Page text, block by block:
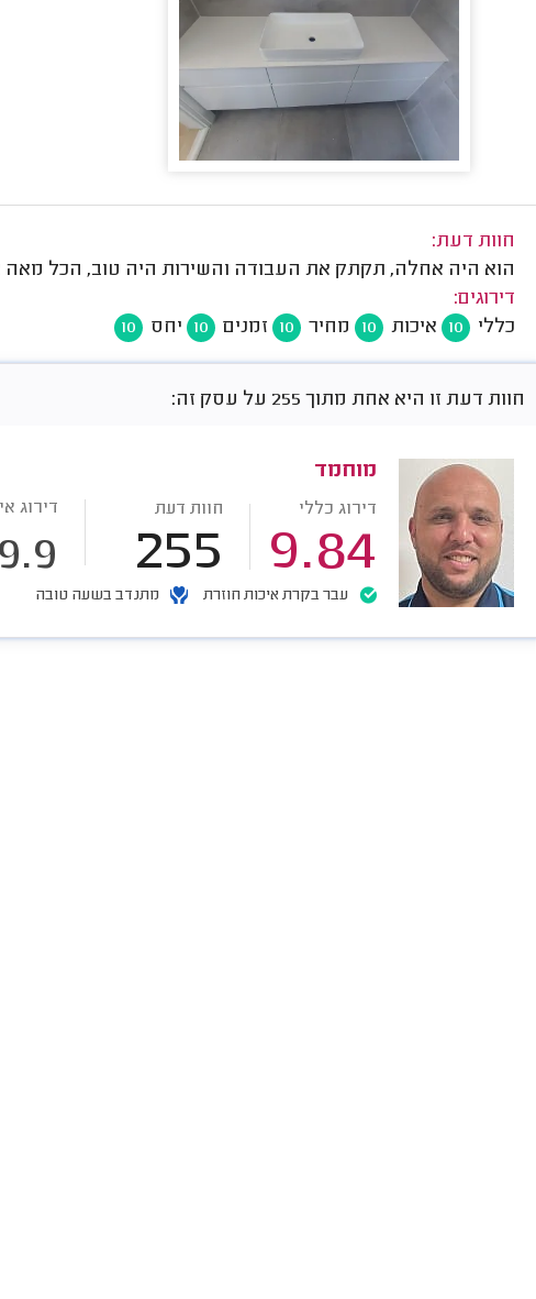
חוות דעת:
הוא היה אחלה, תקתק את העבודה והשירות היה טוב, הכל מאה
דירוגים:
כללי
10 איכות 10 מחיר 10 זמנים 10 יחס 10
חוות דעת זו היא אחת מתוך 255 על עסק זה:
מוחמד
דירוג כללי
9.84
חוות דעת
255
דירוג
9.9
עבר בקרת איכות חוזרת מתנדב בשעה טובה